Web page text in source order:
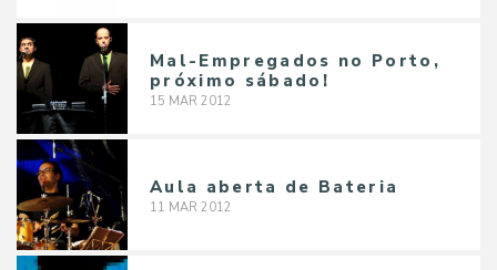
Mal-Empregados no Porto,
próximo sábado!
15 MAR 2012
Aula aberta de Bateria
11 MAR 2012